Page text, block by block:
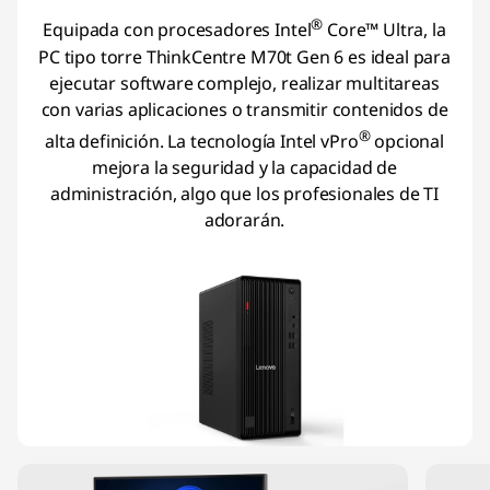
Equipada con procesadores Intel® Core™ Ultra, la
PC tipo torre ThinkCentre M70t Gen 6 es ideal para
ejecutar software complejo, realizar multitareas
con varias aplicaciones o transmitir contenidos de
alta definición. La tecnología Intel vPro®opcional
mejora la seguridad y la capacidad de
administración, algo que los profesionales de TI
adorarán.